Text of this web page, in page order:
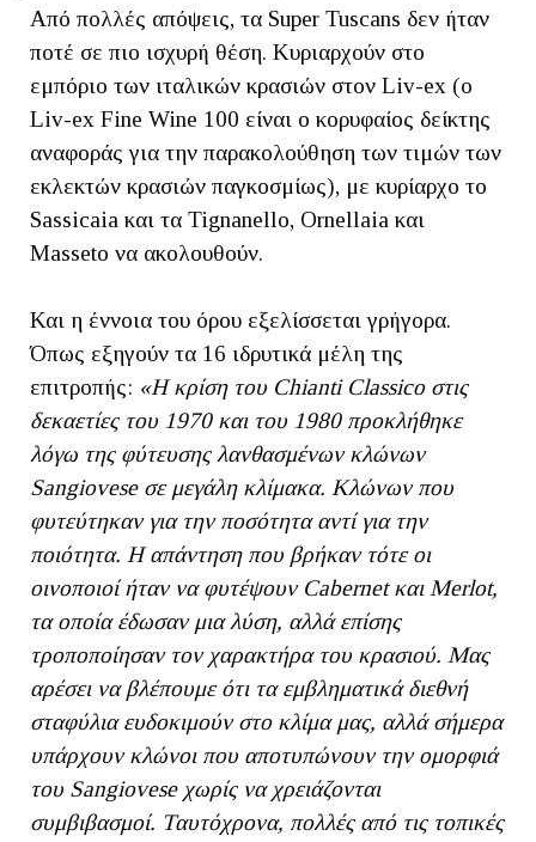
Από πολλές απόψεις, τα Super Tuscans δεν ήταν
ποτέ σε πιο ισχυρή θέση. Κυριαρχούν στο
εμπόριο των ιταλικών κρασιών στον Liv-ex (ο
Liv-ex Fine Wine 100 είναι ο κορυφαίος δείκτης
αναφοράς για την παρακολούθηση των τιμών των
εκλεκτών κρασιών παγκοσμίως), με κυρίαρχο το
Sassicaia και τα Tignanello, Ornellaia και
Masseto να ακολουθούν.
Και η έννοια του όρου εξελίσσεται γρήγορα.
Όπως εξηγούν τα 16 ιδρυτικά μέλη της
επιτροπής: «Η κρίση του Chianti Classico στις
δεκαετίες του 1970 και του 1980 προκλήθηκε
λόγω της φύτευσης λανθασμένων κλώνων
Sangiovese σε μεγάλη κλίμακα. Κλώνων που
φυτεύτηκαν για την ποσότητα αντί για την
ποιότητα. Η απάντηση που βρήκαν τότε οι
οινοποιοί ήταν να φυτέψουν Cabernet και Merlot,
τα οποία έδωσαν μια λύση, αλλά επίσης
τροποποίησαν τον χαρακτήρα του κρασιού. Μας
αρέσει να βλέπουμε ότι τα εμβληματικά διεθνή
σταφύλια ευδοκιμούν στο κλίμα μας, αλλά σήμερα
υπάρχουν κλώνοι που αποτυπώνουν την ομορφιά
του Sangiovese χωρίς να χρειάζονται
συμβιβασμοί. Ταυτόχρονα, πολλές από τις τοπικές